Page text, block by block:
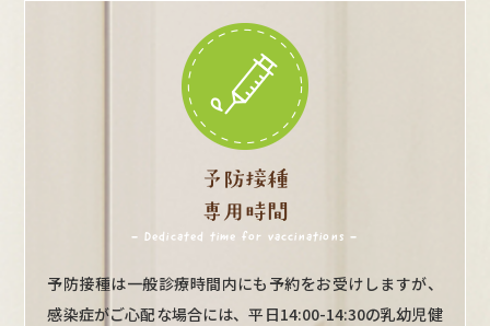
予防接種
専用時間
- Dedicated time for vaccinations -
予防接種は一般診療時間内にも予約をお受けしますが、
感染症がご心配な場合には、平日14:00-14:30の乳幼児健